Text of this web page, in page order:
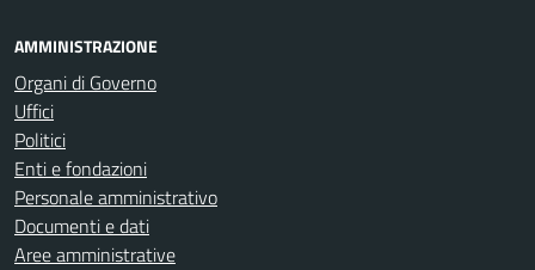
AMMINISTRAZIONE
Organi di Governo
Uffici
Politici
Enti e fondazioni
Personale amministrativo
Documenti e dati
Aree amministrative